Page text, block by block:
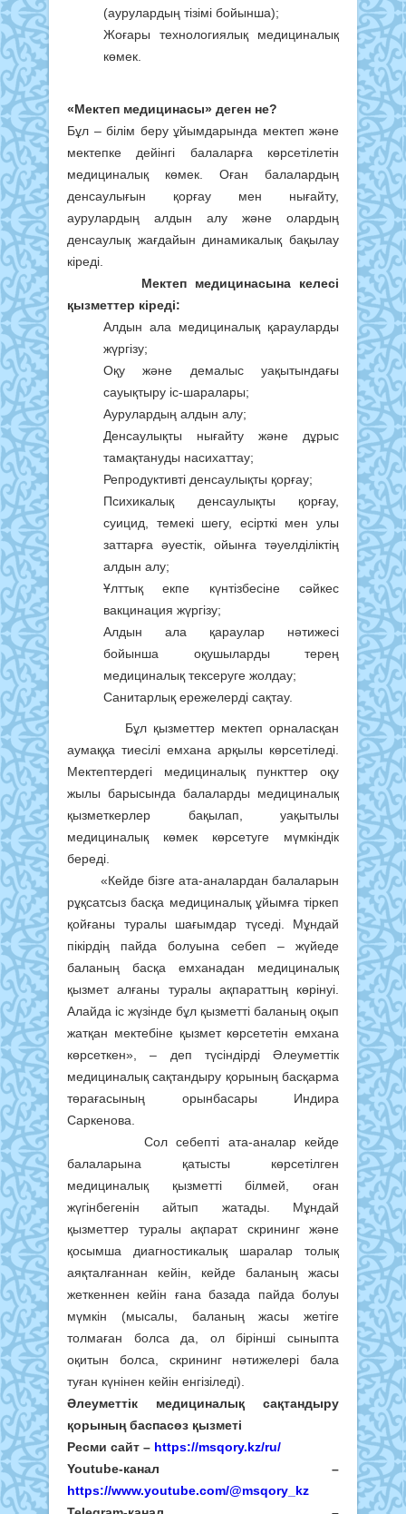
(аурулардың тізімі бойынша);
Жоғары технологиялық медициналық
көмек.
«Мектеп медицинасы» деген не?
Бұл – білім беру ұйымдарында мектеп және
мектепке дейінгі балаларға көрсетілетін
медициналық көмек. Оған балалардың
денсаулығын қорғау мен нығайту,
аурулардың алдын алу және олардың
денсаулық жағдайын динамикалық бақылау
кіреді.
Мектеп медицинасына келесі
қызметтер кіреді:
Алдын ала медициналық қарауларды
жүргізу;
Оқу және демалыс уақытындағы
сауықтыру іс-шаралары;
Аурулардың алдын алу;
Денсаулықты нығайту және дұрыс
тамақтануды насихаттау;
Репродуктивті денсаулықты қорғау;
Психикалық денсаулықты қорғау,
суицид, темекі шегу, есірткі мен улы
заттарға әуестік, ойынға тәуелділіктің
алдын алу;
Ұлттық екпе күнтізбесіне сәйкес
вакцинация жүргізу;
Алдын ала қараулар нәтижесі
бойынша оқушыларды терең
медициналық тексеруге жолдау;
Санитарлық ережелерді сақтау.
Бұл қызметтер мектеп орналасқан
аумаққа тиесілі емхана арқылы көрсетіледі.
Мектептердегі медициналық пункттер оқу
жылы барысында балаларды медициналық
қызметкерлер бақылап, уақытылы
медициналық көмек көрсетуге мүмкіндік
береді.
«Кейде бізге ата-аналардан балаларын
рұқсатсыз басқа медициналық ұйымға тіркеп
қойғаны туралы шағымдар түседі. Мұндай
пікірдің пайда болуына себеп – жүйеде
баланың басқа емханадан медициналық
қызмет алғаны туралы ақпараттың көрінуі.
Алайда іс жүзінде бұл қызметті баланың оқып
жатқан мектебіне қызмет көрсететін емхана
көрсеткен», – деп түсіндірді Әлеуметтік
медициналық сақтандыру қорының басқарма
төрағасының орынбасары Индира
Саркенова.
Сол себепті ата-аналар кейде
балаларына қатысты көрсетілген
медициналық қызметті білмей, оған
жүгінбегенін айтып жатады. Мұндай
қызметтер туралы ақпарат скрининг және
қосымша диагностикалық шаралар толық
аяқталғаннан кейін, кейде баланың жасы
жеткеннен кейін ғана базада пайда болуы
мүмкін (мысалы, баланың жасы жетіге
толмаған болса да, ол бірінші сыныпта
оқитын болса, скрининг нәтижелері бала
туған күнінен кейін енгізіледі).
Әлеуметтік медициналық сақтандыру
қорының баспасөз қызметі
Ресми сайт – https://msqory.kz/ru/
Youtube-канал –
https://www.youtube.com/@msqory_kz